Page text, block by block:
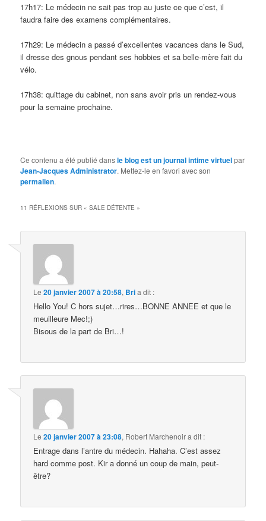
17h17: Le médecin ne sait pas trop au juste ce que c’est, il
faudra faire des examens complémentaires.
17h29: Le médecin a passé d’excellentes vacances dans le Sud,
il dresse des gnous pendant ses hobbies et sa belle-mère fait du
vélo.
17h38: quittage du cabinet, non sans avoir pris un rendez-vous
pour la semaine prochaine.
Ce contenu a été publié dansle blog est un journal intime virtuelpar
Jean-Jacques Administrator. Mettez-le en favori avec son
permalien.
11 RÉFLEXIONS SUR «SALE DÉTENTE »
Le20 janvier 2007 à 20:58, Bria dit :
Hello You! C hors sujet…rires…BONNE ANNEE et que le
meuilleure Mec!;)
Bisous de la part de Bri…!
Le20 janvier 2007 à 23:08, Robert Marchenoira dit :
Entrage dans l’antre du médecin. Hahaha. C’est assez
hard comme post. Kir a donné un coup de main, peut-
être?